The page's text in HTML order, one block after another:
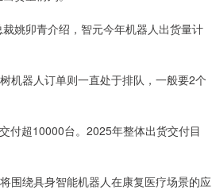
姚卯青介绍，智元今年机器人出货量计
器人订单则一直处于排队，一般要2个
超10000台。2025年整体出货交付目
围绕具身智能机器人在康复医疗场景的应